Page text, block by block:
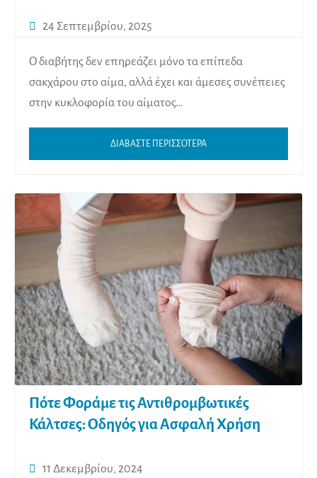
24 Σεπτεμβρίου, 2025
Ο διαβήτης δεν επηρεάζει μόνο τα επίπεδα
σακχάρου στο αίμα, αλλά έχει και άμεσες συνέπειες
στην κυκλοφορία του αίματος…
ΔΙΑΒΑΣΤΕ ΠΕΡΙΣΣΟΤΕΡΑ
Πότε Φοράμε τις Αντιθρομβωτικές
Κάλτσες: Οδηγός για Ασφαλή Χρήση
11 Δεκεμβρίου, 2024